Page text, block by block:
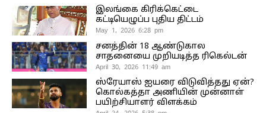
இலங்கை கிரிக்கெட்டை
கட்டியெழுப்ப புதிய திட்டம்
May 1, 2026 6:28 pm
சனத்தின் 18 ஆண்டுகால
சாதனையை முறியடித்த ரிகெல்டன்
April 30, 2026 11:49 am
ஸ்ரேயாஸ் ஐயரை விடுவித்தது ஏன்?
கொல்கத்தா அணியின் முன்னாள்
பயிற்சியாளர் விளக்கம்